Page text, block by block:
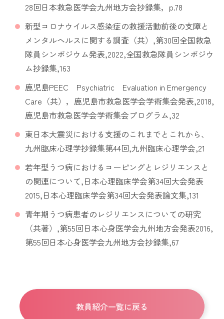
28回日本救急医学会九州地方会抄録集，p.78
新型コロナウイルス感染症の救援活動前後の支障と
メンタルヘルスに関する調査（共）,第30回全国救急
隊員シンポジウム発表,2022,全国救急隊員シンポジウ
ム抄録集,163
鹿児島PEEC Psychiatric Evaluation in Emergency
Care（共），鹿児島市救急医学会学術集会発表,2018,
鹿児島市救急医学会学術集会プログラム,32
東日本大震災における支援のこれまでとこれから、
九州臨床心理学抄録集第44回,九州臨床心理学会,21
若年型うつ病におけるコーピングとレジリエンスと
の関連について,日本心理臨床学会第34回大会発表
2015,日本心理臨床学会第34回大会発表論文集,131
青年期うつ病患者のレジリエンスについての研究
（共著）,第55回日本心身医学会九州地方会発表2016,
第55回日本心身医学会九州地方会抄録集,67
教員紹介一覧に戻る